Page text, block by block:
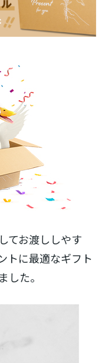
てお渡ししやす
トに最適なギフト
した。